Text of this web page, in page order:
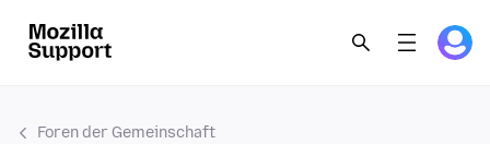
Foren der Gemeinschaft